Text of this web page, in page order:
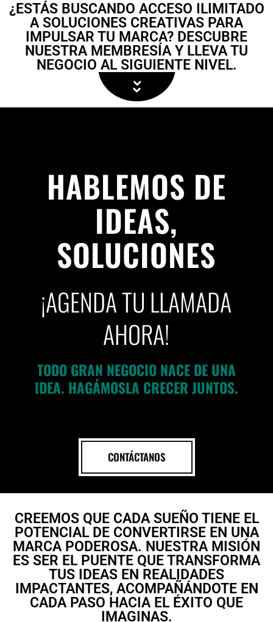
​¿ESTÁS BUSCANDO ACCESO ILIMITADO
A SOLUCIONES CREATIVAS PARA
IMPULSAR TU MARCA? DESCUBRE
NUESTRA MEMBRESÍA Y LLEVA TU
NEGOCIO AL SIGUIENTE NIVEL.
HABLEMOS DE
IDEAS,
SOLUCIONES
¡AGENDA TU LLAMADA
AHORA!
TODO GRAN NEGOCIO NACE DE UNA
IDEA. HAGÁMOSLA CRECER JUNTOS.
CONTÁCTANOS
CREEMOS QUE CADA SUEÑO TIENE EL
POTENCIAL DE CONVERTIRSE EN UNA
MARCA PODEROSA. NUESTRA MISIÓN
ES SER EL PUENTE QUE TRANSFORMA
TUS IDEAS EN REALIDADES
IMPACTANTES, ACOMPAÑÁNDOTE EN
CADA PASO HACIA EL ÉXITO QUE
IMAGINAS.